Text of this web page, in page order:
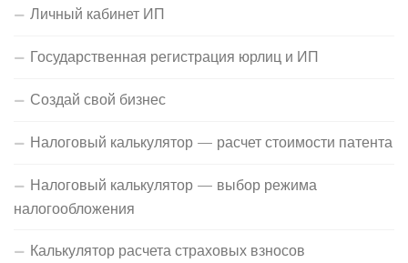
Личный кабинет ИП
Государственная регистрация юрлиц и ИП
Создай свой бизнес
Налоговый калькулятор — расчет стоимости патента
Налоговый калькулятор — выбор режима
налогообложения
Калькулятор расчета страховых взносов